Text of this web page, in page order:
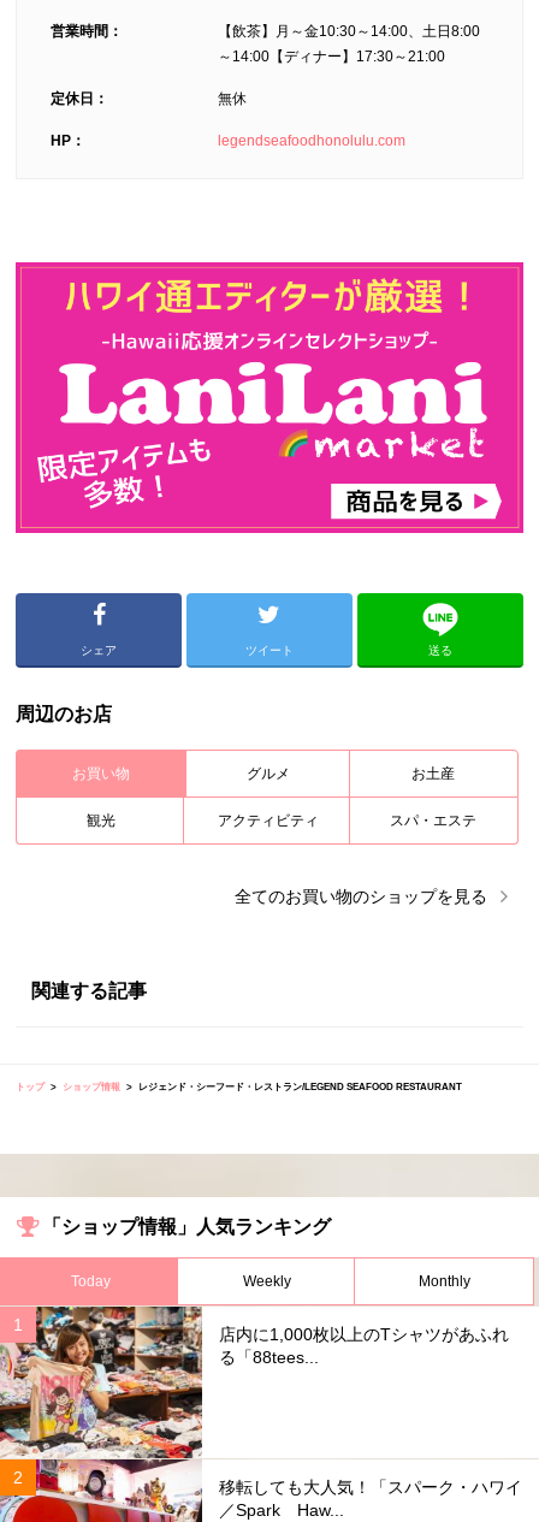
営業時間：
【飲茶】月～金10:30～14:00、土日8:00
～14:00【ディナー】17:30～21:00
定休日： 無休
HP： legendseafoodhonolulu.com
シェア ツイート 送る
周辺のお店
お買い物 グルメ お土産
観光 アクティビティ スパ・エステ
全てのお買い物のショップを見る
関連する記事
トップ ショップ情報 レジェンド・シーフード・レストラン/LEGEND SEAFOOD RESTAURANT
「ショップ情報」人気ランキング
Today Weekly Monthly
店内に1,000枚以上のTシャツがあふれ
る「88tees...
移転しても大人気！「スパーク・ハワイ
／Spark Haw...